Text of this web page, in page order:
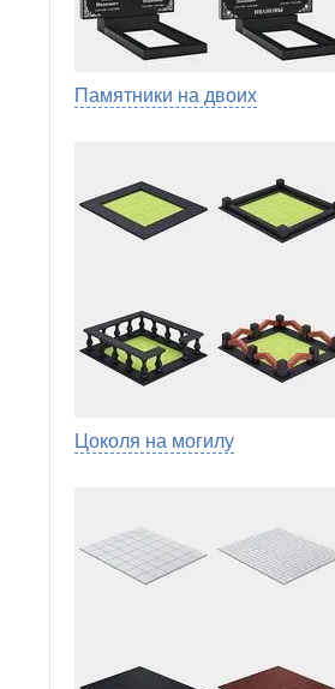
Памятники на двоих
Цоколя на могилу